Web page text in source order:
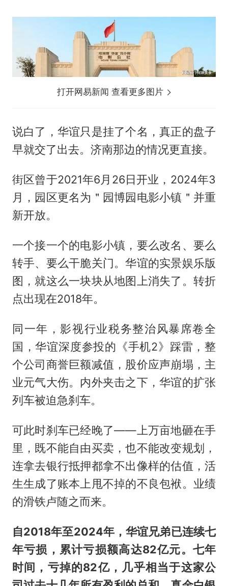
打开网易新闻 查看更多图片
说白了，华谊只是挂了个名，真正的盘子
早就交了出去。济南那边的情况更直接。
街区曾于2021年6月26日开业，2024年3
月，园区更名为＂园博园电影小镇＂并重
新开放。
一个接一个的电影小镇，要么改名、要么
转手、要么干脆关门。华谊的实景娱乐版
图，就这么一块块从地图上消失了。转折
点出现在2018年。
同一年，影视行业税务整治风暴席卷全
国，华谊深度参投的《手机2》踩雷，整
个公司商誉巨额减值，股价应声崩塌，主
业元气大伤。内外夹击之下，华谊的扩张
列车被迫急刹车。
可此时刹车已经晚了——上万亩地砸在手
里，既不能自由买卖，也不能改变规划，
连拿去银行抵押都拿不出像样的估值，活
生生成了账本上甩不掉的不良包袱。业绩
的滑铁卢随之而来。
自2018年至2024年，华谊兄弟已连续七
年亏损，累计亏损额高达82亿元。七年
时间，亏掉的82亿，几乎相当于这家公